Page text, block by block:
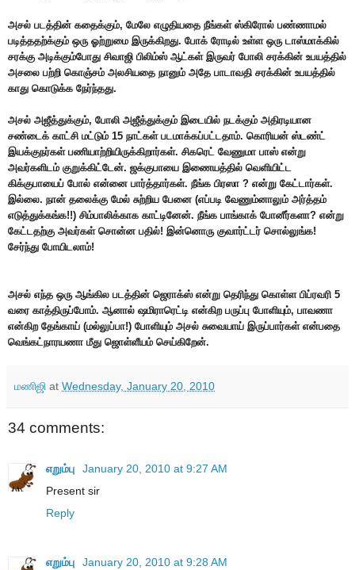
அசல் படத்தின் கதைக்கும், மேலே எழுதியதை நீங்கள் ஸ்கிரோல் பண்ணாமல்
படித்ததற்க்கும் ஒரு ஓற்றுமை இருக்கிறது. போக் ரோடில் உள்ள ஒரு டாஸ்மாக்கில்
சரக்கு அடிக்கும்போது சிவாஜி பிலிம்ஸ் ஆட்கள் இருவர் போலி சரக்கின் உபயத்தில்
அசலை பற்றி கொஞ்சம் அலசியதை நானும் அதே பாடாவதி சரக்கின் உபயத்தில்
காது கொடுக்க நேர்ந்தது.
அசல் அஜீத்துக்கும், போலி அஜீத்துக்கும் இடையில் நடக்கும் அதிரடியான
சண்டைக் காட்சி மட்டும் 15 நாட்கள் படமாக்கப்பட்டதாம். கொரியன் ஸ்டண்ட்
இயக்குநர்கள் பணியாற்றியிருக்கிறார்கள். சிகரெட் வேணுமா பாஸ் என்று
அவர்களிடம் குறுக்கிட்டேன். ஜக்குபாயை இணையத்தில் வெளியிட்ட
கிக்குபாயைப் போல் என்னை பார்த்தார்கள். நீங்க பிரஸா ? என்று கேட்டார்கள்.
இல்லை. நான் தலைக்கு மேல் சுற்றிய பேனை (எப்படி வேணும்னாலும் அர்த்தம்
எடுத்துக்கங்க!!) சிம்பாலிக்காக காட்டினேன். நீங்க பாங்காக் போனீர்களா? என்று
கேட்டதற்கு அவர்கள் சொன்ன பதில்! இன்னொரு குவார்ட்டர் சொல்லுங்க!
சேர்ந்து போயிடலாம்!
அசல் எந்த ஒரு ஆங்கில படத்தின் ஜெராக்ஸ் என்று தெரிந்து கொள்ள பிப்ரவரி 5
வரை காத்திருப்போம். ஆனால் ஷமிராரெட்டி என்கிற பருப்பு போளியும், பாவணா
என்கிற தேங்காய் (மல்லுப்பா!) போளியும் அசல் சுவையாய் இருப்பார்கள் என்பதை
வெங்கட்நாரயணா மீது ஜொள்ளீயம் செய்கிறேன்.
மணிஜி at Wednesday, January 20, 2010
34 comments:
எறும்பு
January 20, 2010 at 9:27 AM
Present sir
Reply
எறும்பு
January 20, 2010 at 9:28 AM